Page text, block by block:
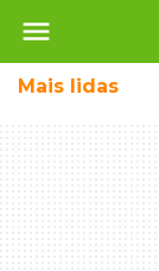
menu
Mais lidas